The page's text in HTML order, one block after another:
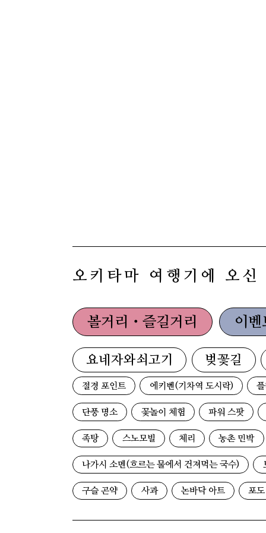
오키타마 여행기에 오신
볼거리・즐길거리 이벤
요네자와쇠고기 벚꽃길
절경 포인트 에키벤(기차역 도시락)
단풍 명소 꽃놀이 체험 파워 스팟
족탕 스노모빌 체리 농촌 민박
나가시 소멘(흐르는 물에서 건져먹는 국수)
구슬 곤약 사과 논바닥 아트 포도